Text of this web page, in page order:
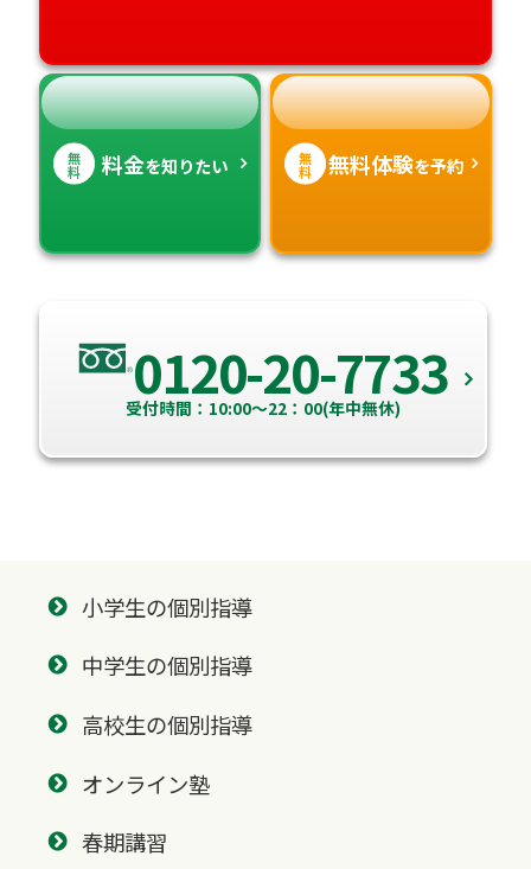
無
料 料金を知りたい 無
料 無料体験を予約
0120-20-7733
受付時間：10:00～22：00(年中無休)
小学生の個別指導
中学生の個別指導
高校生の個別指導
オンライン塾
春期講習